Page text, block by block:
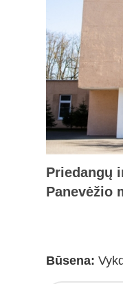
Priedangų
Panevėžio
Būsena: